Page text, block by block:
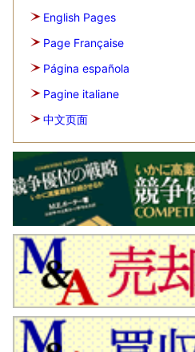
English Pages
Page Française
Página española
Pagine italiane
中文页面